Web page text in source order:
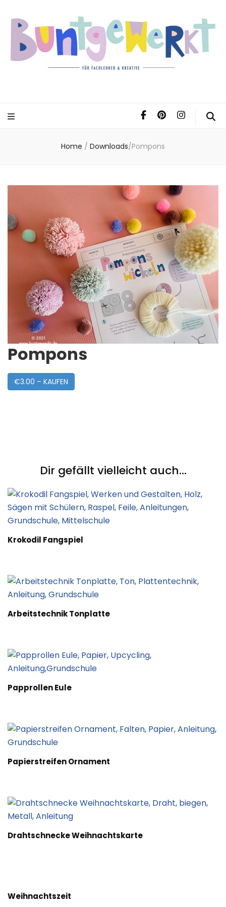
Home / Downloads/Pompons
Pompons
€3.00 – KAUFEN
Dir gefällt vielleicht auch...
Krokodil Fangspiel
Arbeitstechnik Tonplatte
Papprollen Eule
Papierstreifen Ornament
Drahtschnecke Weihnachtskarte
Weihnachtszeit